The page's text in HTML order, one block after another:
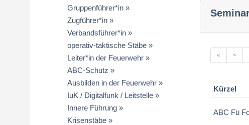
Gruppenführer*in
Zugführer*in
Verbandsführer*in
operativ-taktische Stäbe
Leiter*in der Feuerwehr
ABC-Schutz
Ausbilden in der Feuerwehr
IuK / Digitalfunk / Leitstelle
Innere Führung
Krisenstäbe
« <
Kürzel
ABC Fü